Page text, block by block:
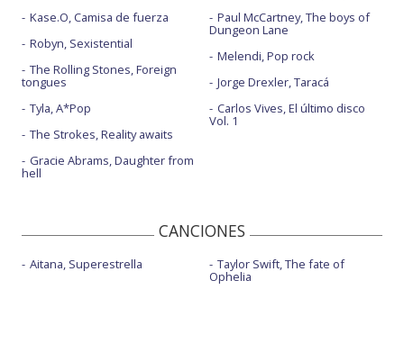
Kase.O, Camisa de fuerza
Robyn, Sexistential
The Rolling Stones, Foreign
tongues
Tyla, A*Pop
The Strokes, Reality awaits
Gracie Abrams, Daughter from
hell
Paul McCartney, The boys of
Dungeon Lane
Melendi, Pop rock
Jorge Drexler, Taracá
Carlos Vives, El último disco
Vol. 1
CANCIONES
Aitana, Superestrella Taylor Swift, The fate of
Ophelia